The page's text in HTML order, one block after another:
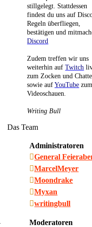
stillgelegt. Stattdessen
findest du uns auf
Regeln überfliegen,
bestätigen und
Discord
Zudem treffen wir uns
weiterhin aufTwitch
zum Zocken und
sowie aufYouTube
Videoschauen.
Writing Bull
Das Team
Administratoren
General
MarcelMeyer
Moondrake
Myxan
writingbull
Moderatoren